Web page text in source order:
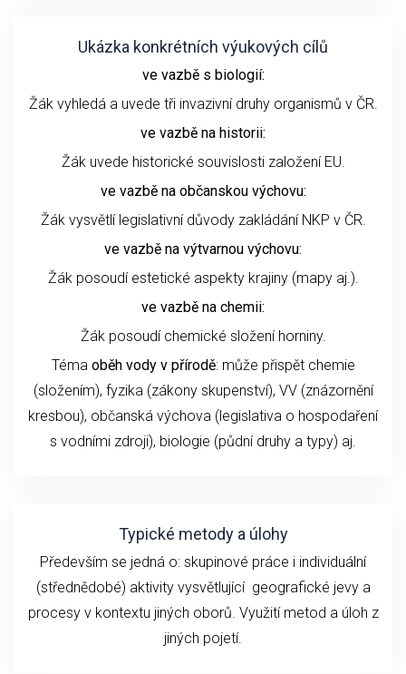
Ukázka konkrétních výukových cílů
ve vazbě s biologií:
Žák vyhledá a uvede tři invazivní druhy organismů v ČR.
ve vazbě na historii:
Žák uvede historické souvislosti založení EU.
ve vazbě na občanskou výchovu:
Žák vysvětlí legislativní důvody zakládání NKP v ČR.
ve vazbě na výtvarnou výchovu:
Žák posoudí estetické aspekty krajiny (mapy aj.).
ve vazbě na chemii:
Žák posoudí chemické složení horniny.
Téma oběh vody v přírodě: může přispět chemie
(složením), fyzika (zákony skupenství), VV (znázornění
kresbou), občanská výchova (legislativa o hospodaření
s vodními zdroji), biologie (půdní druhy a typy) aj.
Typické metody a úlohy
Především se jedná o: skupinové práce i individuální
(střednědobé) aktivity vysvětlující geografické jevy a
procesy v kontextu jiných oborů. Využití metod a úloh z
jiných pojetí.